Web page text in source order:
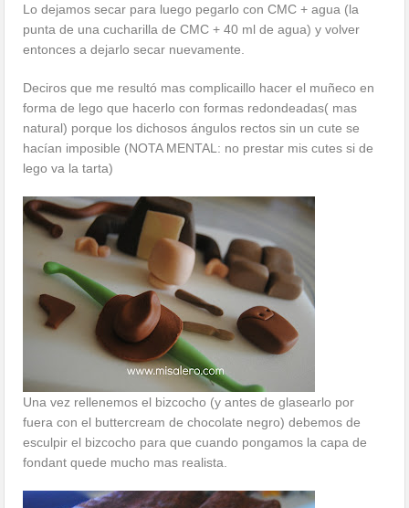
Lo dejamos secar para luego pegarlo con CMC + agua (la
punta de una cucharilla de CMC + 40 ml de agua) y volver
entonces a dejarlo secar nuevamente.
Deciros que me resultó mas complicaillo hacer el muñeco en
forma de lego que hacerlo con formas redondeadas( mas
natural) porque los dichosos ángulos rectos sin un cute se
hacían imposible (NOTA MENTAL: no prestar mis cutes si de
lego va la tarta)
Una vez rellenemos el bizcocho (y antes de glasearlo por
fuera con el buttercream de chocolate negro) debemos de
esculpir el bizcocho para que cuando pongamos la capa de
fondant quede mucho mas realista.